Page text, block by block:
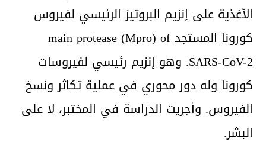
الأغذية على إنزيم البروتيز الرئيسي لفيروس
كورونا المستجد main protease (Mpro) of
SARS-CoV-2. وهو إنزيم رئيسي لفيروسات
كورونا وله دور محوري في عملية تكاثر ونسخ
الفيروس. وأجريت الدراسة في المختبر، لا على
البشر.